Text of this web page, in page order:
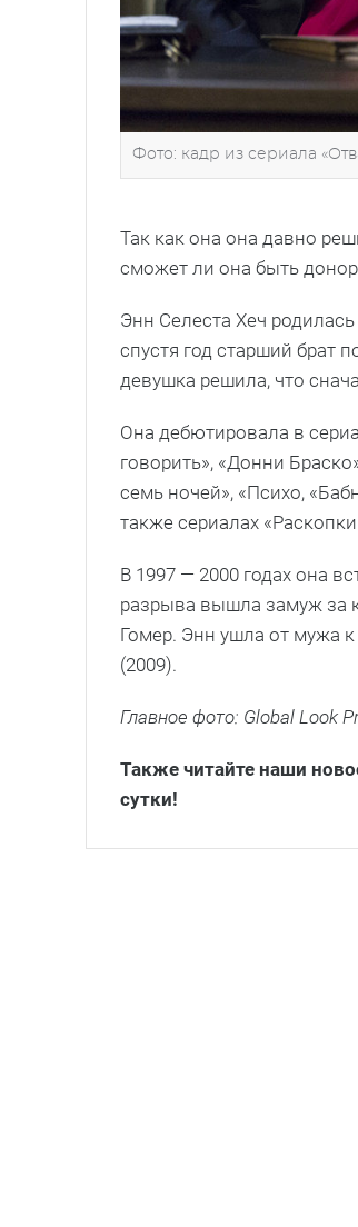
Фото: кадр из сериала
Так как она она давно
сможет ли она быть
Энн Селеста Хеч
спустя год старший брат
девушка решила, что
Она дебютировала в
говорить», «Донни
семь ночей», «Психо,
также сериалах
В 1997 — 2000 годах она
разрыва вышла замуж за
Гомер. Энн ушла от мужа к
(2009).
Главное фото: Global Look
Также читайте наши
сутки!